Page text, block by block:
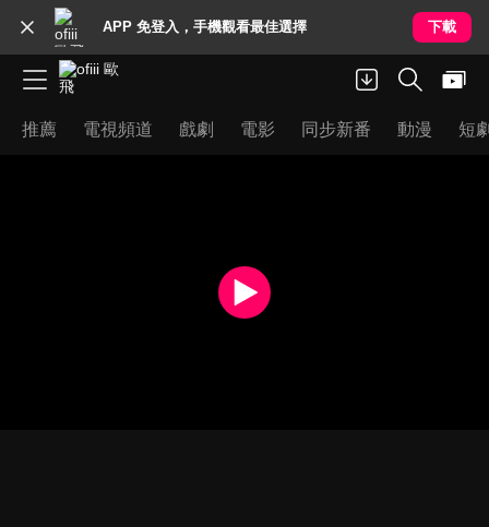
APP 免登入，手機觀看最佳選擇 下載
推薦 電視頻道 戲劇 電影 同步新番 動漫 短